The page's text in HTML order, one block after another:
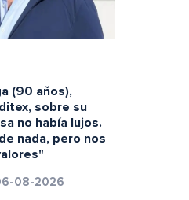
(90 años),
sobre su
no había lujos.
nada, pero nos
08-2026